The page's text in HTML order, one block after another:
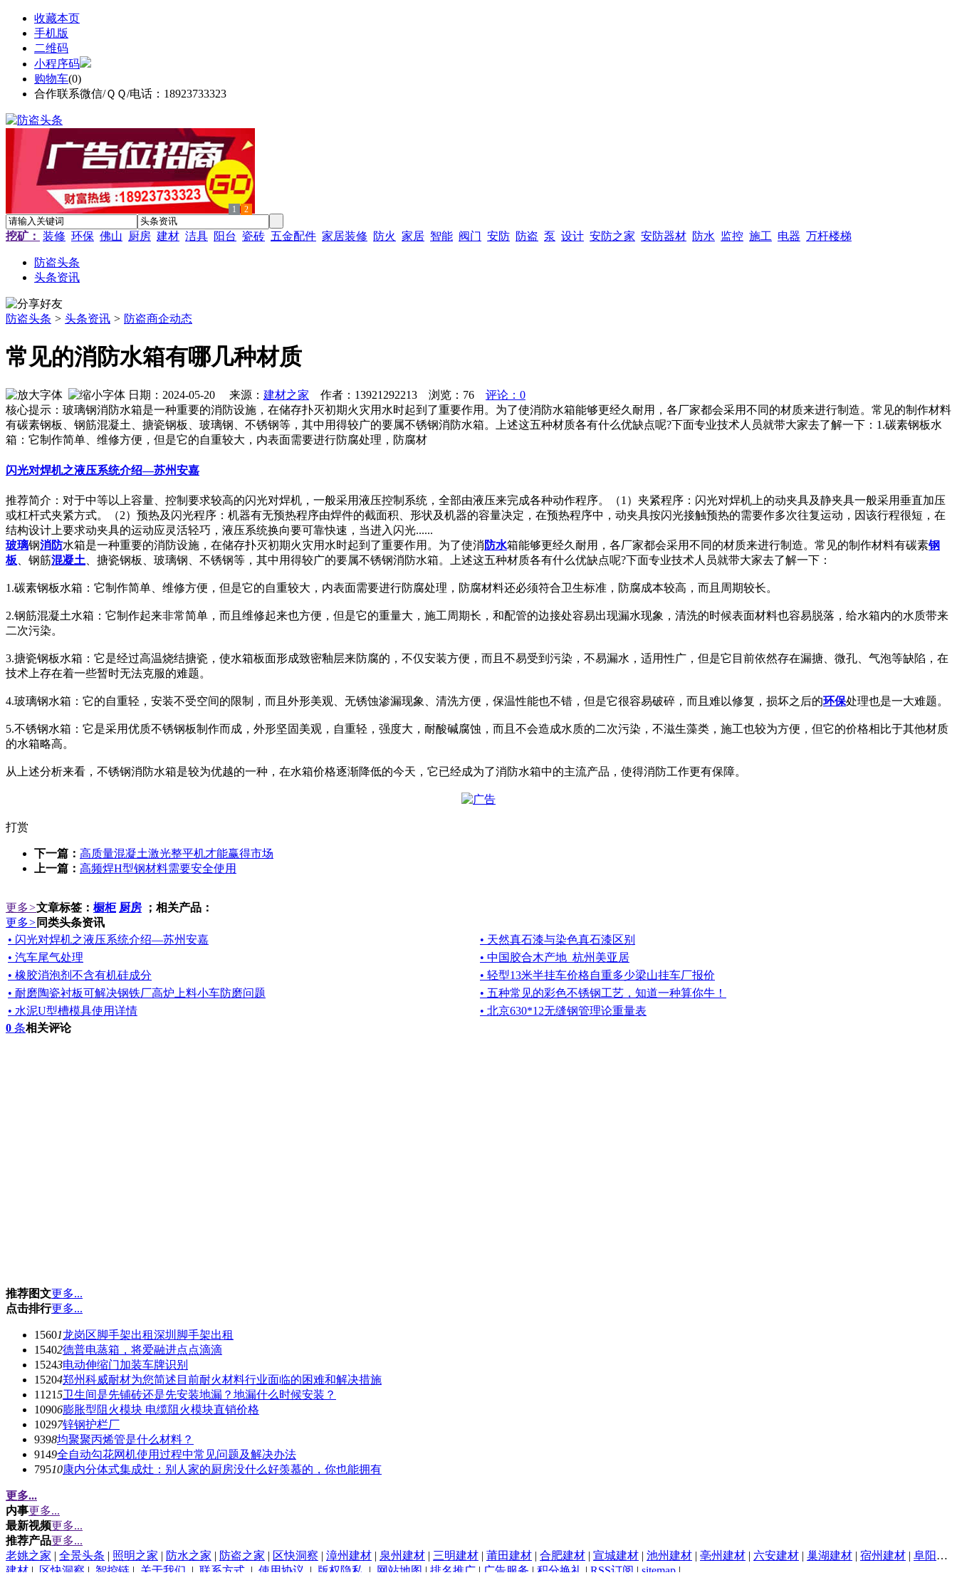
收藏本页
手机版
二维码
小程序码
购物车(0)
合作联系微信/ＱＱ/电话：18923733323
1 2
挖矿： 装修 环保 佛山 厨房 建材 洁具 阳台 瓷砖 五金配件 家居装修 防火 家居 智能 阀门 安防 防盗 泵 设计 安防之家 安防器材 防水 监控 施工 电器 万杆楼梯
防盗头条
头条资讯
防盗头条 > 头条资讯 > 防盗商企动态
常见的消防水箱有哪几种材质
日期：2024-05-20 来源： 建材之家 作者：13921292213 浏览： 76
评论：0
核心提示：玻璃钢消防水箱是一种重要的消防设施，在储存扑灭初期火灾用水时起到了重要作用。为了使消防水箱能够更经久耐用，各厂家都会采用不同的材质来进行制造。常见的制作材料
有碳素钢板、钢筋混凝土、搪瓷钢板、玻璃钢、不锈钢等，其中用得较广的要属不锈钢消防水箱。上述这五种材质各有什么优缺点呢?下面专业技术人员就带大家去了解一下：1.碳素钢板水
箱：它制作简单、维修方便，但是它的自重较大，内表面需要进行防腐处理，防腐材
闪光对焊机之液压系统介绍—苏州安嘉
推荐简介：对于中等以上容量、控制要求较高的闪光对焊机，一般采用液压控制系统，全部由液压来完成各种动作程序。（1）夹紧程序：闪光对焊机上的动夹具及静夹具一般采用垂直加压
或杠杆式夹紧方式。（2）预热及闪光程序：机器有无预热程序由焊件的截面积、形状及机器的容量决定，在预热程序中，动夹具按闪光接触预热的需要作多次往复运动，因该行程很短，在
结构设计上要求动夹具的运动应灵活轻巧，液压系统换向要可靠快速，当进入闪光......
玻璃钢消防水箱是一种重要的消防设施，在储存扑灭初期火灾用水时起到了重要作用。为了使消 防水箱能够更经久耐用，各厂家都会采用不同的材质来进行制造。常见的制作材料有碳素钢
板 、钢筋混凝土 、搪瓷钢板、玻璃钢、不锈钢等，其中用得较广的要属不锈钢消防水箱。上述这五种材质各有什么优缺点呢?下面专业技术人员就带大家去了解一下：
1.碳素钢板水箱：它制作简单、维修方便，但是它的自重较大，内表面需要进行防腐处理，防腐材料还必须符合卫生标准，防腐成本较高，而且周期较长。
2.钢筋混凝土水箱：它制作起来非常简单，而且维修起来也方便，但是它的重量大，施工周期长，和配管的边接处容易出现漏水现象，清洗的时候表面材料也容易脱落，给水箱内的水质带来
二次污染。
3.搪瓷钢板水箱：它是经过高温烧结搪瓷，使水箱板面形成致密釉层来防腐的，不仅安装方便，而且不易受到污染，不易漏水，适用性广，但是它目前依然存在漏搪、微孔、气泡等缺陷，在
技术上存在着一些暂时无法克服的难题。
4.玻璃钢水箱：它的自重轻，安装不受空间的限制，而且外形美观、无锈蚀渗漏现象、清洗方便，保温性能也不错，但是它很容易破碎，而且难以修复，损坏之后的环保处理也是一大难题。
5.不锈钢水箱：它是采用优质不锈钢板制作而成，外形坚固美观，自重轻，强度大，耐酸碱腐蚀，而且不会造成水质的二次污染，不滋生藻类，施工也较为方便，但它的价格相比于其他材质
的水箱略高。
从上述分析来看，不锈钢消防水箱是较为优越的一种，在水箱价格逐渐降低的今天，它已经成为了消防水箱中的主流产品，使得消防工作更有保障。
打赏
下一篇： 高质量混凝土激光整平机才能赢得市场
上一篇： 高频焊H型钢材料需要安全使用
更多>文章标签： 橱柜 厨房 ；相关产品：
更多> 同类头条资讯
• 闪光对焊机之液压系统介绍—苏州安嘉
• 天然真石漆与染色真石漆区别
• 汽车尾气处理
• 中国胶合木产地_杭州美亚居
• 橡胶消泡剂不含有机硅成分
• 轻型13米半挂车价格自重多少梁山挂车厂报价
• 耐磨陶瓷衬板可解决钢铁厂高炉上料小车防磨问题
• 五种常见的彩色不锈钢工艺，知道一种算你牛！
• 水泥U型槽模具使用详情
• 北京630*12无缝钢管理论重量表
0 条相关评论
推荐图文更多...
点击排行更多...
15601龙岗区脚手架出租深圳脚手架出租
15402德普电蒸箱，将爱融进点点滴滴
15243电动伸缩门加装车牌识别
15204郑州科威耐材为您简述目前耐火材料行业面临的困难和解决措施
11215卫生间是先铺砖还是先安装地漏？地漏什么时候安装？
10906膨胀型阻火模块 电缆阻火模块直销价格
10297锌钢护栏厂
9398均聚聚丙烯管是什么材料？
9149全自动勾花网机使用过程中常见问题及解决办法
79510康内分体式集成灶：别人家的厨房没什么好羡慕的，你也能拥有
更多...
内事更多...
最新视频更多...
推荐产品更多...
老姚之家 | 全景头条 | 照明之家 | 防水之家 | 防盗之家 | 区快洞察 | 漳州建材 | 泉州建材 | 三明建材 | 莆田建材 | 合肥建材 | 宣城建材 | 池州建材 | 亳州建材 | 六安建材 | 巢湖建材 | 宿州建材 | 阜阳建材
建材 | 区快洞察 | 智控链 | 关于我们 | 联系方式 | 使用协议 | 版权隐私 | 网站地图 | 排名推广 | 广告服务 | 积分换礼 | RSS订阅 | sitemap |